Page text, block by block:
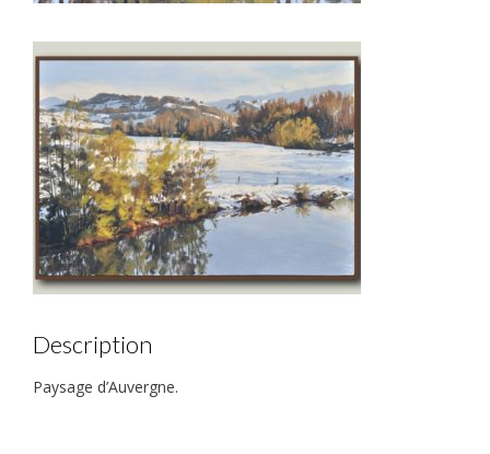
Description
Paysage d’Auvergne.